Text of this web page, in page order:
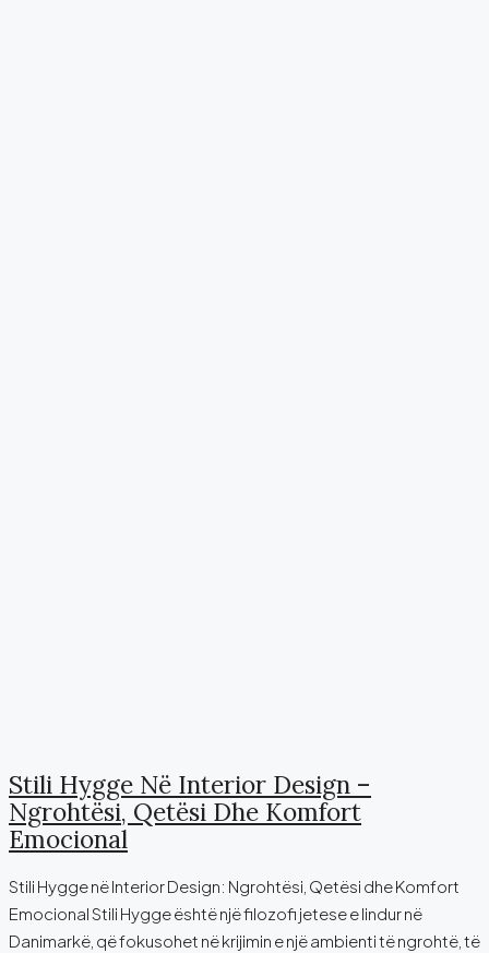
Stili Hygge Në Interior Design –
Ngrohtësi, Qetësi Dhe Komfort
Emocional
Stili Hygge në Interior Design: Ngrohtësi, Qetësi dhe Komfort
Emocional Stili Hygge është një filozofi jetese e lindur në
Danimarkë, që fokusohet në krijimin e një ambienti të ngrohtë, të